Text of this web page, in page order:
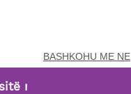
BASHKOHU ME NE
29,99 EUR!